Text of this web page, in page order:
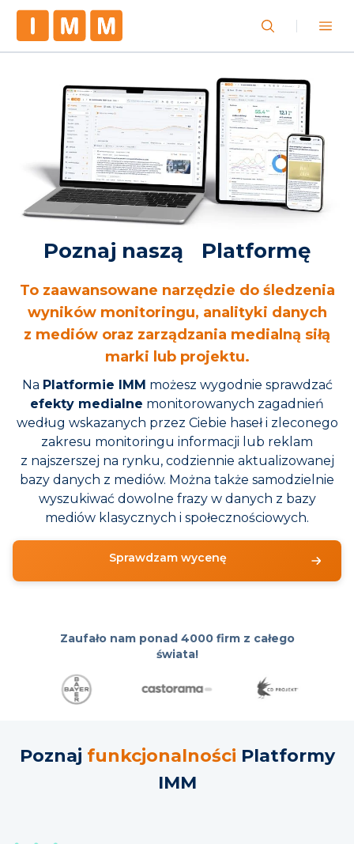
Poznaj naszą Platformę
To zaawansowane narzędzie do śledzenia
wyników monitoringu, analityki danych
z mediów oraz zarządzania medialną siłą
marki lub projektu.
Na Platformie IMM możesz wygodnie sprawdzać
efekty medialne monitorowanych zagadnień
według wskazanych przez Ciebie haseł i zleconego
zakresu monitoringu informacji lub reklam
z najszerszej na rynku, codziennie aktualizowanej
bazy danych z mediów. Można także samodzielnie
wyszukiwać dowolne frazy w danych z bazy
mediów klasycznych i społecznościowych.
Sprawdzam wycenę
Zaufało nam ponad 4000 firm z całego
świata!
Poznaj funkcjonalności Platformy
IMM